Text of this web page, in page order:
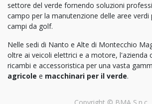
settore del verde fornendo soluzioni
campo per la manutenzione delle aree verdi
campi da golf.
Nelle sedi di Nanto e Alte di Montecchio
oltre ai veicoli elettrici e a motore, l'azienda
ricambi e accessoristica per una vasta
agricole e macchinari per il verde.